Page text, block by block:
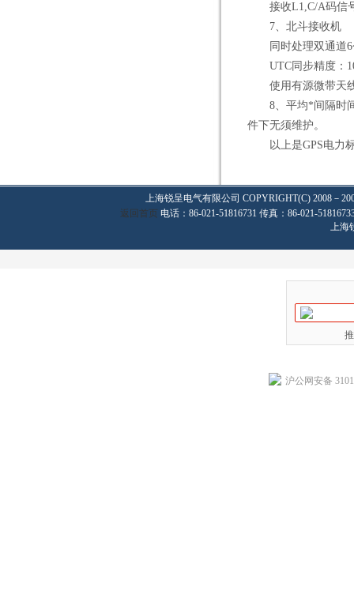
接收L1,C/A码信号
7、北斗接收机
同时处理双通道6
UTC同步精度：
使用有源微带天
8、平均*间隔时间
件下无须维护。
以上是GPS电力标
上海锐呈电气有限公司 COPYRIGHT(C) 2008－
返回首页 电话：86-021-51816731 传真：86-021-
上海
沪公网安备